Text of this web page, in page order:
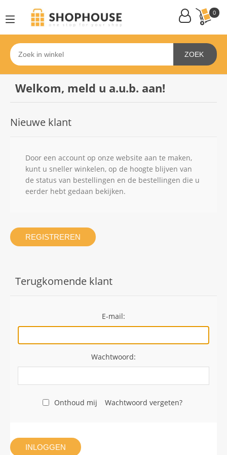
0
ZOEK
Welkom, meld u a.u.b. aan!
Nieuwe klant
Door een account op onze website aan te maken,
kunt u sneller winkelen, op de hoogte blijven van
de status van bestellingen en de bestellingen die u
eerder hebt gedaan bekijken.
REGISTREREN
Terugkomende klant
E-mail:
Wachtwoord:
Onthoud mij Wachtwoord vergeten?
INLOGGEN